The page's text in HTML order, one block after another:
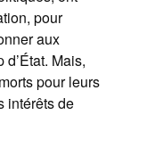
pour
aux
Mais,
pour leurs
intérêts de